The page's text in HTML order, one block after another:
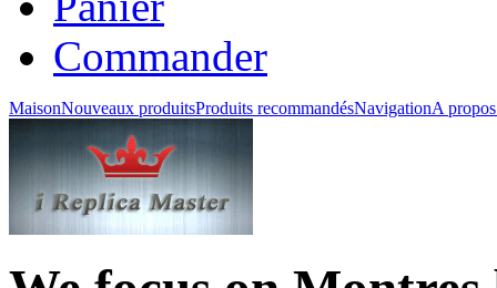
Commander
MaisonNouveaux produitsProduits recommandésNavigationA